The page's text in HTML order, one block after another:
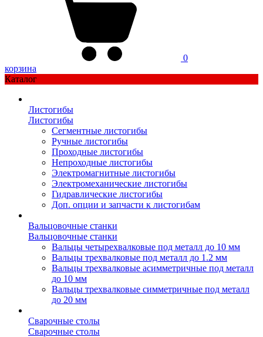
0
корзина
Каталог
Листогибы
Листогибы
Сегментные листогибы
Ручные листогибы
Проходные листогибы
Непроходные листогибы
Электромагнитные листогибы
Электромеханические листогибы
Гидравлические листогибы
Доп. опции и запчасти к листогибам
Вальцовочные станки
Вальцовочные станки
Вальцы четырехвалковые под металл до 10 мм
Вальцы трехвалковые под металл до 1.2 мм
Вальцы трехвалковые асимметричные под металл
до 10 мм
Вальцы трехвалковые симметричные под металл
до 20 мм
Сварочные столы
Сварочные столы